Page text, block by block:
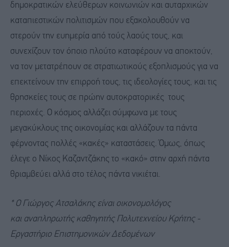
δημοκρατικών ελεύθερων κοινωνιών και αυταρχικών
καταπιεστικών πολιτισμών που εξακολουθούν να
στερούν την ευημερία από τούς λαούς τους, και
συνεχίζουν τον όποιο πλούτο καταφέρουν να αποκτούν,
να τον μετατρέπουν σε στρατιωτικούς εξοπλισμούς για να
επεκτείνουν την επιρροή τους, τις ιδεολογίες τους, και τις
θρησκείες τους σε πρώην αυτοκρατορικές τους
περιοχές. Ο κόσμος αλλάζει σύμφωνα με τους
μεγακύκλους της οικονομίας και αλλάζουν τα πάντα
φέρνοντας πολλές «κακές» καταστάσεις. Όμως, όπως
έλεγε ο Νίκος Καζαντζάκης το «κακό» στην αρχή πάντα
θριαμβεύει αλλά στο τέλος πάντα νικιέται.
* O Γιώργος Ατσαλάκης είναι οικονομολόγος
και αναπληρωτής καθηγητής Πολυτεχνείου Κρήτης -
Εργαστήριο Επιστημονικών Δεδομένων